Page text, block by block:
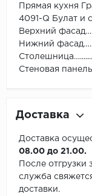
Прямая кухня
4091-Q Булат и
Верхний
Нижний
Стеновая
Доставка
Доставка
08.00 до 21.00.
После отгрузки
служба
доставки.